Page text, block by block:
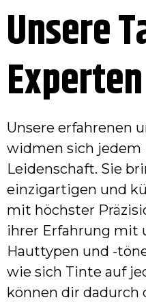
Unsere
Experten
Unsere erfahrenen
widmen sich jedem
Leidenschaft. Sie
einzigartigen und
mit höchster
ihrer Erfahrung mit
Hauttypen und -
wie sich Tinte auf
können dir dadurch